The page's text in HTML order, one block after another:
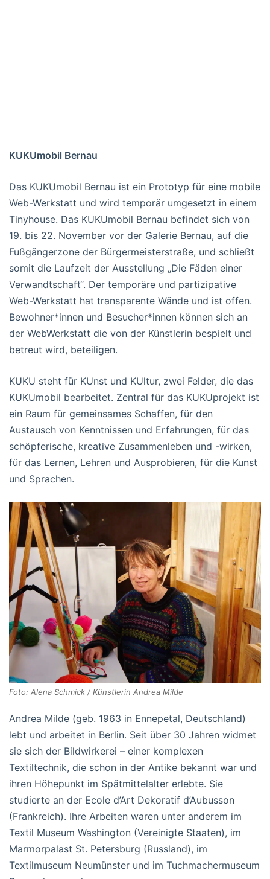
KUKUmobil Bernau
Das KUKUmobil Bernau ist ein Prototyp für eine mobile
Web-Werkstatt und wird temporär umgesetzt in einem
Tinyhouse. Das KUKUmobil Bernau befindet sich von
19. bis 22. November vor der Galerie Bernau, auf die
Fußgängerzone der Bürgermeisterstraße, und schließt
somit die Laufzeit der Ausstellung „Die Fäden einer
Verwandtschaft“. Der temporäre und partizipative
Web-Werkstatt hat transparente Wände und ist offen.
Bewohner*innen und Besucher*innen können sich an
der WebWerkstatt die von der Künstlerin bespielt und
betreut wird, beteiligen.
KUKU steht für KUnst und KUltur, zwei Felder, die das
KUKUmobil bearbeitet. Zentral für das KUKUprojekt ist
ein Raum für gemeinsames Schaffen, für den
Austausch von Kenntnissen und Erfahrungen, für das
schöpferische, kreative Zusammenleben und -wirken,
für das Lernen, Lehren und Ausprobieren, für die Kunst
und Sprachen.
Foto: Alena Schmick / Künstlerin Andrea Milde
Andrea Milde (geb. 1963 in Ennepetal, Deutschland)
lebt und arbeitet in Berlin. Seit über 30 Jahren widmet
sie sich der Bildwirkerei – einer komplexen
Textiltechnik, die schon in der Antike bekannt war und
ihren Höhepunkt im Spätmittelalter erlebte. Sie
studierte an der Ecole d’Art Dekoratif d’Aubusson
(Frankreich). Ihre Arbeiten waren unter anderem im
Textil Museum Washington (Vereinigte Staaten), im
Marmorpalast St. Petersburg (Russland), im
Textilmuseum Neumünster und im Tuchmachermuseum